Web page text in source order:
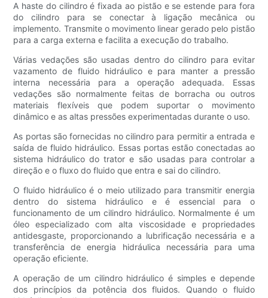
A haste do cilindro é fixada ao pistão e se estende para fora
do cilindro para se conectar à ligação mecânica ou
implemento. Transmite o movimento linear gerado pelo pistão
para a carga externa e facilita a execução do trabalho.
Várias vedações são usadas dentro do cilindro para evitar
vazamento de fluido hidráulico e para manter a pressão
interna necessária para a operação adequada. Essas
vedações são normalmente feitas de borracha ou outros
materiais flexíveis que podem suportar o movimento
dinâmico e as altas pressões experimentadas durante o uso.
As portas são fornecidas no cilindro para permitir a entrada e
saída de fluido hidráulico. Essas portas estão conectadas ao
sistema hidráulico do trator e são usadas para controlar a
direção e o fluxo do fluido que entra e sai do cilindro.
O fluido hidráulico é o meio utilizado para transmitir energia
dentro do sistema hidráulico e é essencial para o
funcionamento de um cilindro hidráulico. Normalmente é um
óleo especializado com alta viscosidade e propriedades
antidesgaste, proporcionando a lubrificação necessária e a
transferência de energia hidráulica necessária para uma
operação eficiente.
A operação de um cilindro hidráulico é simples e depende
dos princípios da potência dos fluidos. Quando o fluido